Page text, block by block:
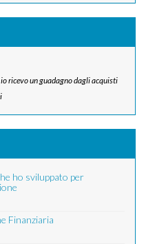
ricevo un guadagno dagli acquisti
ho sviluppato per
Finanziaria